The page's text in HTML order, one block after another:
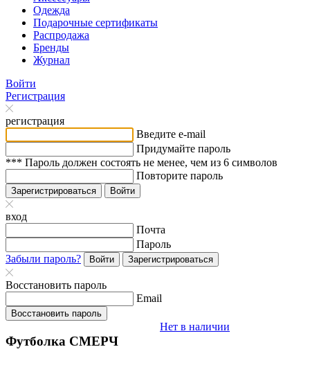
Одежда
Подарочные сертификаты
Распродажа
Бренды
Журнал
Войти
Регистрация
регистрация
Введите e-mail
Придумайте пароль
*** Пароль должен состоять не менее, чем из 6 символов
Повторите пароль
Зарегистрироваться Войти
вход
Почта
Пароль
Забыли пароль?
Войти Зарегистрироваться
Восстановить пароль
Email
Восстановить пароль
Футболка СМЕРЧ
Нет в наличии